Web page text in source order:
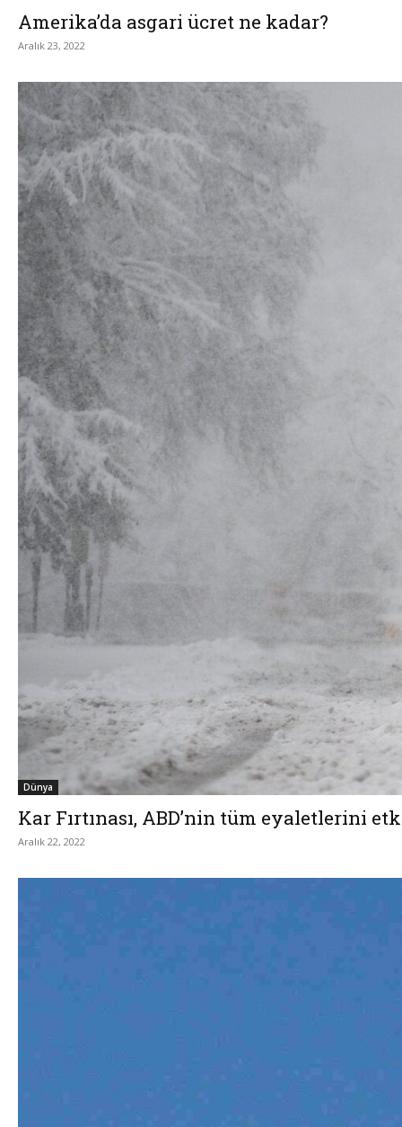
Amerika’da asgari ücret ne kadar?
Aralık 23, 2022
Dünya
Kar Fırtınası, ABD’nin tüm eyaletlerini
Aralık 22, 2022